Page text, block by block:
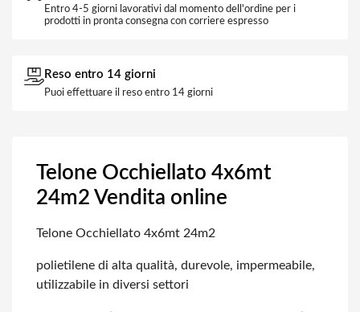
Entro 4-5 giorni lavorativi dal momento dell'ordine per i
prodotti in pronta consegna con corriere espresso
Reso entro 14 giorni
Puoi effettuare il reso entro 14 giorni
Telone Occhiellato 4x6mt
24m2 Vendita online
Telone Occhiellato 4x6mt 24m2
polietilene di alta qualità, durevole, impermeabile,
utilizzabile in diversi settori